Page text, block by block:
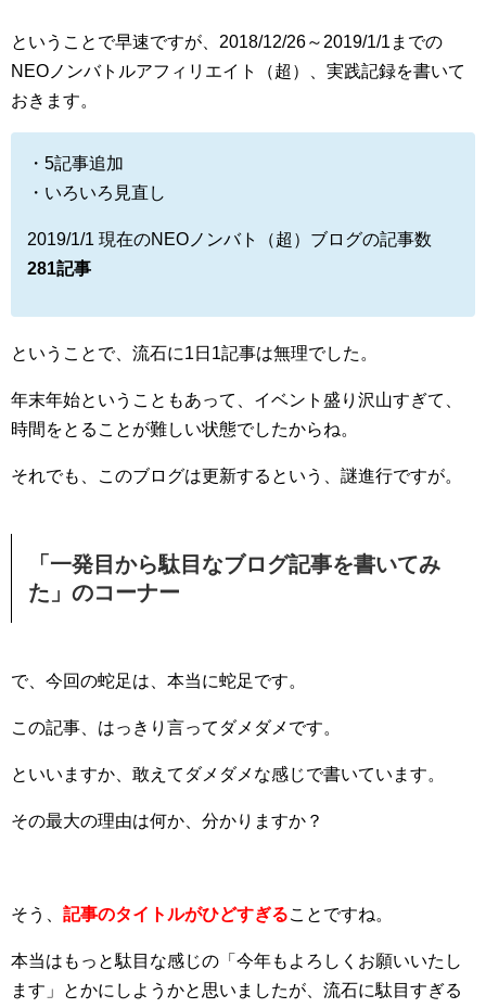
ということで早速ですが、2018/12/26～2019/1/1までの
NEOノンバトルアフィリエイト（超）、実践記録を書いて
おきます。
・5記事追加
・いろいろ見直し
2019/1/1 現在のNEOノンバト（超）ブログの記事数
281記事
ということで、流石に1日1記事は無理でした。
年末年始ということもあって、イベント盛り沢山すぎて、
時間をとることが難しい状態でしたからね。
それでも、このブログは更新するという、謎進行ですが。
「一発目から駄目なブログ記事を書いてみ
た」のコーナー
で、今回の蛇足は、本当に蛇足です。
この記事、はっきり言ってダメダメです。
といいますか、敢えてダメダメな感じで書いています。
その最大の理由は何か、分かりますか？
そう、 記事のタイトルがひどすぎることですね。
本当はもっと駄目な感じの「今年もよろしくお願いいたし
ます」とかにしようかと思いましたが、流石に駄目すぎる